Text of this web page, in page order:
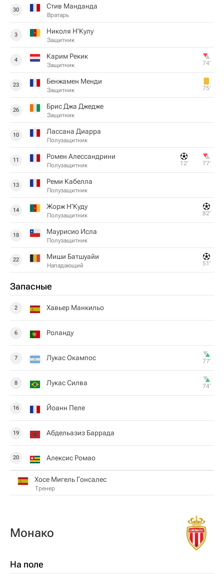
30 Стив Манданда
Вратарь
3 Николя Н'Кулу
Защитник
4 Карим Рекик
Защитник 74‎’‎
23 Бенжамен Менди
Защитник 75‎’‎
26 Брис Джа Джедже
Защитник
10 Лассана Диарра
Полузащитник
11 Ромен Алессандрини
Полузащитник 12‎’‎ 77‎’‎
13 Реми Кабелла
Полузащитник
14 Жорж Н'Куду
Полузащитник 82‎’‎
18 Маурисио Исла
Полузащитник
22 Миши Батшуайи
Нападающий 51‎’‎
Запасные
2 Хавьер Манкильо
6 Роланду
7 Лукас Окампос 77‎’‎
8 Лукас Силва 74‎’‎
16 Йоанн Пеле
19 Абдельазиз Баррада
20 Алексис Ромао
Хосе Мигель Гонсалес
Тренер
Монако
На поле